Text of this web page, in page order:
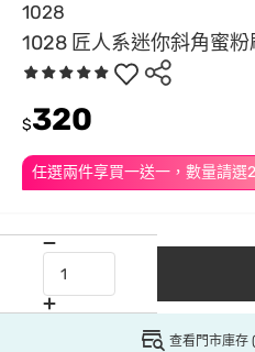
1028
1028 匠人系迷你斜角蜜粉
任選兩件享買一送一，數量請選
$320
查看門市庫存